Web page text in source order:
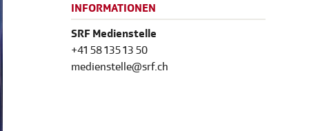
INFORMATIONEN
SRF Medienstelle
+41 58 135 13 50
medienstelle@srf.ch